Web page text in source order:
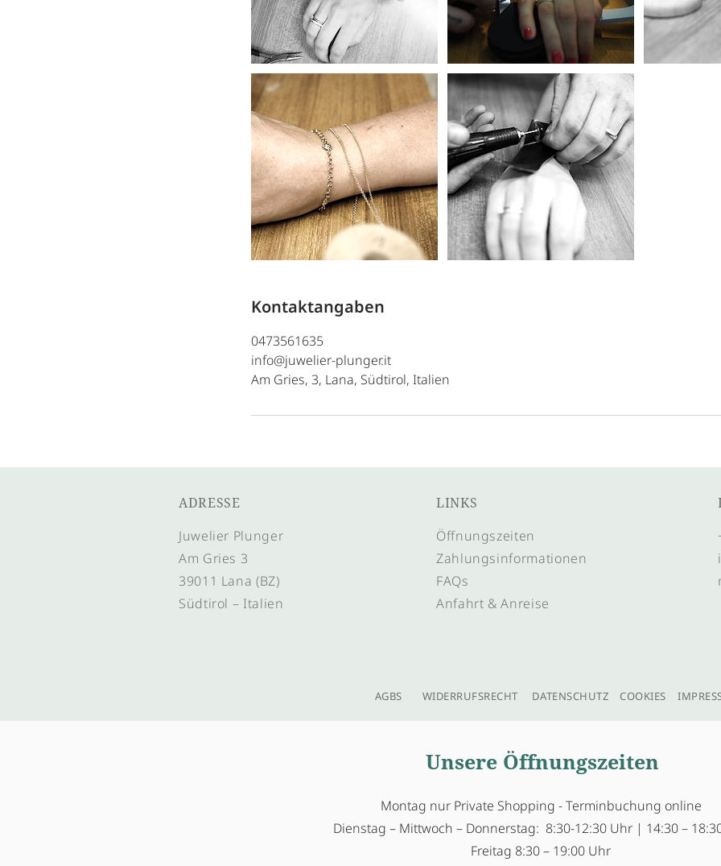
Kontaktangaben
0473561635
info@juwelier-plunger.it
Am Gries, 3, Lana, Südtirol, Italien
ADRESSE
Juwelier Plunger
Am Gries 3
39011 Lana (BZ)
Südtirol – Italien
LINKS
Öffnungszeiten
Zahlungsinformationen
FAQs
Anfahrt & Anreise
AGBS WIDERRUFSRECHT DATENSCHUTZ COOKIES
Unsere Öffnungszeiten
Montag nur Private Shopping - Terminbuchung online
Dienstag – Mittwoch – Donnerstag: 8:30-12:30 Uhr | 14:30 –
Freitag 8:30 – 19:00 Uhr